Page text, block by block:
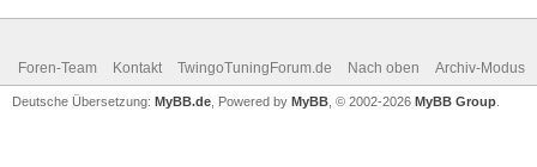
Foren-Team Kontakt TwingoTuningForum.de Nach oben Archiv-Modus
Deutsche Übersetzung: MyBB.de , Powered by MyBB , © 2002-2026 MyBB Group